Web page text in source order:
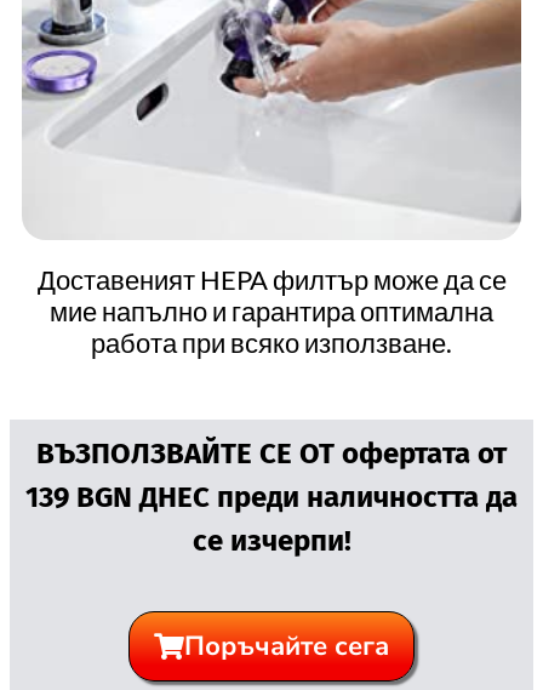
Доставеният HEPA филтър може да се
мие напълно и гарантира оптимална
работа при всяко използване.
ВЪЗПОЛЗВАЙТЕ СЕ ОТ офертата от
139 BGN ДНЕС преди наличността да
се изчерпи!
Поръчайте сега